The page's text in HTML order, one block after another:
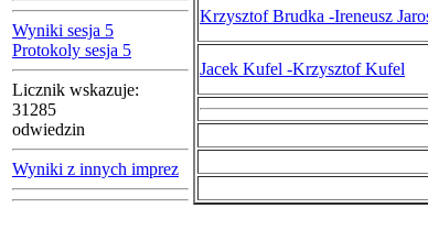
Wyniki sesja 5
Protokoly sesja 5
Licznik wskazuje:
31285
odwiedzin
Wyniki z innych imprez
Krzysztof Brudka -Ireneusz
Jacek Kufel -Krzysztof Kufel